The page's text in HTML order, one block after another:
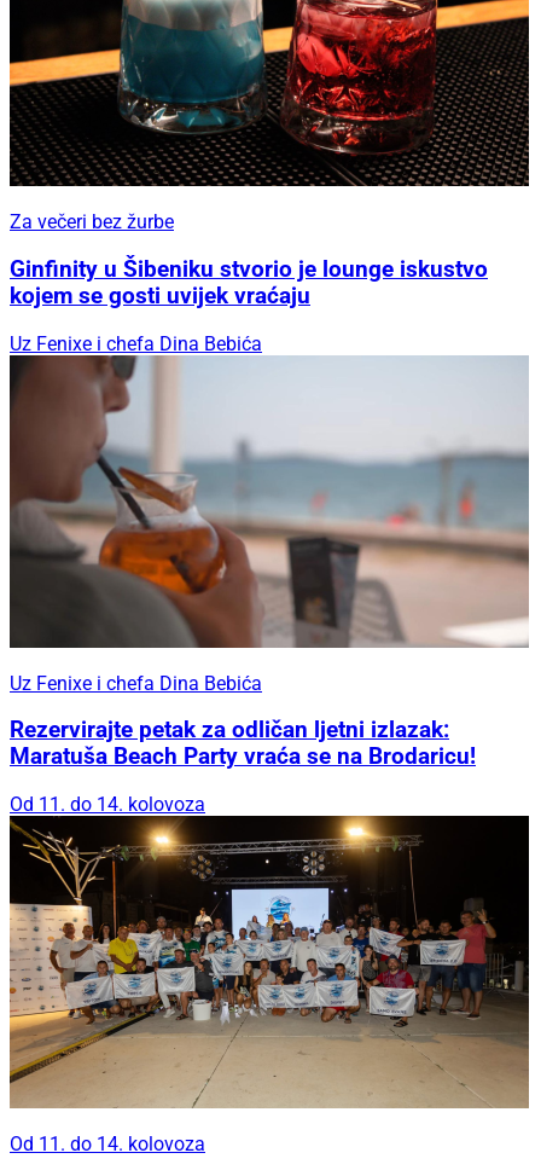
Za večeri bez žurbe
Ginfinity u Šibeniku stvorio je lounge iskustvo
kojem se gosti uvijek vraćaju
Uz Fenixe i chefa Dina Bebića
Uz Fenixe i chefa Dina Bebića
Rezervirajte petak za odličan ljetni izlazak:
Maratuša Beach Party vraća se na Brodaricu!
Od 11. do 14. kolovoza
Od 11. do 14. kolovoza